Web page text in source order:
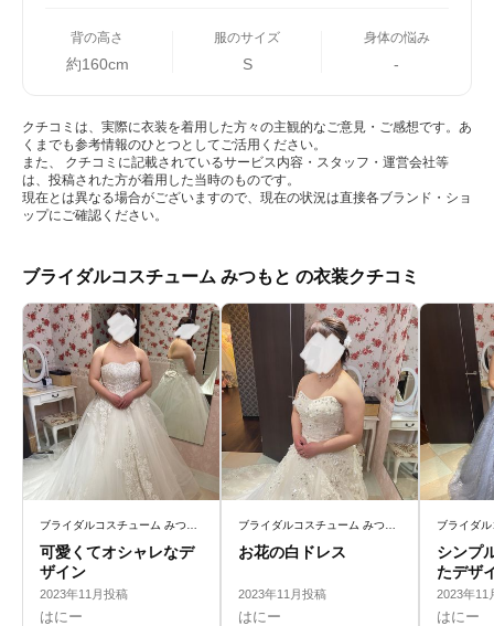
背の高さ
約160cm
服のサイズ
S
身体の悩み
-
クチコミは、実際に衣装を着用した方々の主観的なご意見・ご感想です。あ
くまでも参考情報のひとつとしてご活用ください。
また、 クチコミに記載されているサービス内容・スタッフ・運営会社等
は、投稿された方が着用した当時のものです。
現在とは異なる場合がございますので、現在の状況は直接各ブランド・ショ
ップにご確認ください。
ブライダルコスチューム みつもと の衣装クチコミ
可愛くてオシャレなデ
ザイン
2023年11月投稿
はにー
お花の白ドレス
2023年11月投稿
はにー
シンプ
たデザ
2023年11
はにー